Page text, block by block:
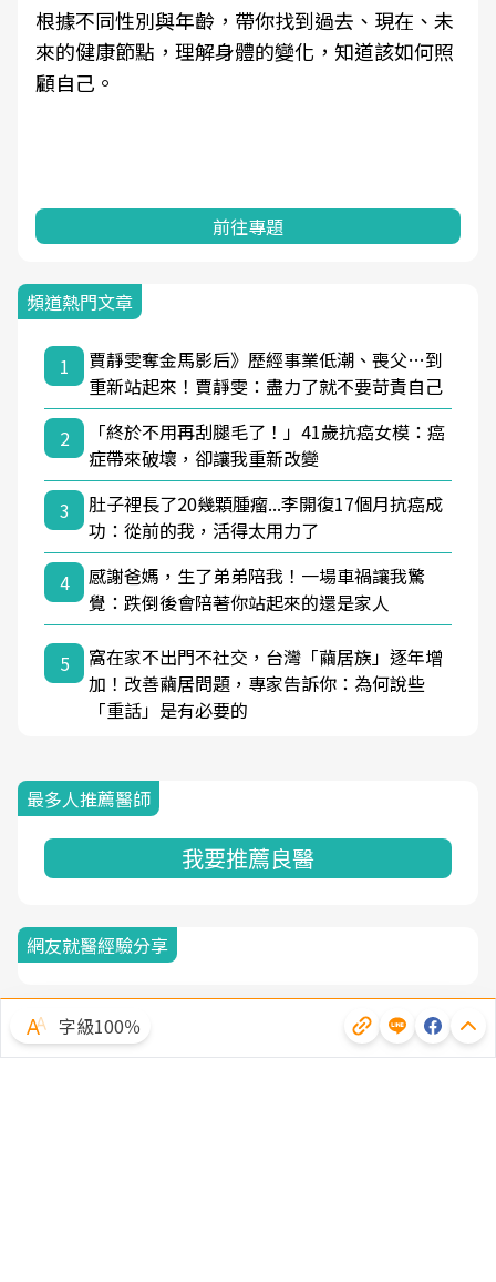
根據不同性別與年齡，帶你找到過去、現在、未
來的健康節點，理解身體的變化，知道該如何照
顧自己。
前往專題
頻道熱門文章
1
賈靜雯奪金馬影后》歷經事業低潮、喪父…到
重新站起來！賈靜雯：盡力了就不要苛責自己
2
「終於不用再刮腿毛了！」41歲抗癌女模：癌
症帶來破壞，卻讓我重新改變
3
肚子裡長了20幾顆腫瘤...李開復17個月抗癌成
功：從前的我，活得太用力了
4
感謝爸媽，生了弟弟陪我！一場車禍讓我驚
覺：跌倒後會陪著你站起來的還是家人
5
窩在家不出門不社交，台灣「繭居族」逐年增
加！改善繭居問題，專家告訴你：為何說些
「重話」是有必要的
最多人推薦醫師
我要推薦良醫
網友就醫經驗分享
字級100％